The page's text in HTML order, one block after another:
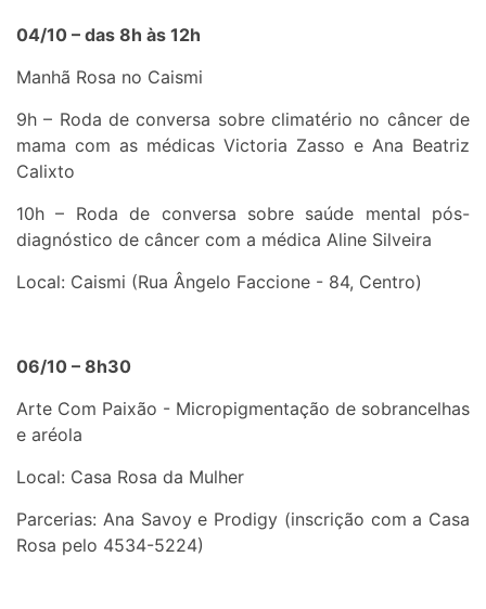
04/10 – das 8h às 12h
Manhã Rosa no Caismi
9h – Roda de conversa sobre climatério no câncer de
mama com as médicas Victoria Zasso e Ana Beatriz
Calixto
10h – Roda de conversa sobre saúde mental pós-
diagnóstico de câncer com a médica Aline Silveira
Local: Caismi (Rua Ângelo Faccione - 84, Centro)
06/10 – 8h30
Arte Com Paixão - Micropigmentação de sobrancelhas
e aréola
Local: Casa Rosa da Mulher
Parcerias: Ana Savoy e Prodigy (inscrição com a Casa
Rosa pelo 4534-5224)